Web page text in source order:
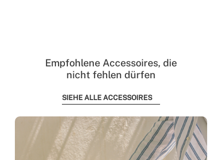
Empfohlene Accessoires, die
nicht fehlen dürfen
SIEHE ALLE ACCESSOIRES